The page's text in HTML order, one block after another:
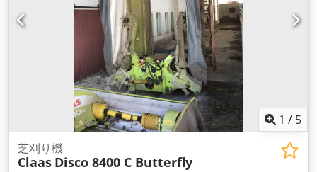
1 / 5
芝刈り機
Claas Disco 8400 C Butterfly